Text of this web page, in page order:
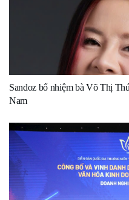
Sandoz bổ nhiệm bà Võ Thị
Nam